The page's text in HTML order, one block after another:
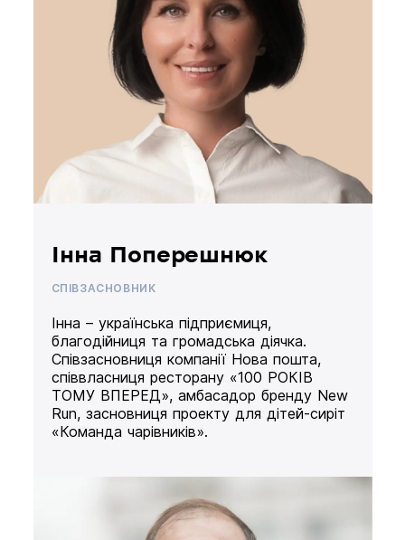
Інна Поперешнюк
СПІВЗАСНОВНИК
Інна – українська підприємиця,
благодійниця та громадська діячка.
Співзасновниця компанії Нова пошта,
співвласниця ресторану «100 РОКІВ
ТОМУ ВПЕРЕД», амбасадор бренду New
Run, засновниця проекту для дітей-сиріт
«Команда чарівників».